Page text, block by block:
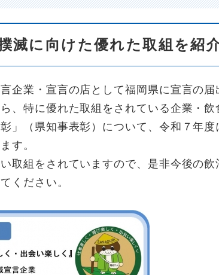
滅に向けた優れた取組を紹
企業・宣言の店として福岡県に宣言の届
、特に優れた取組をされている企業・
」（県知事表彰）について、令和７年
す。
取組をされていますので、是非今後の飲
ください。